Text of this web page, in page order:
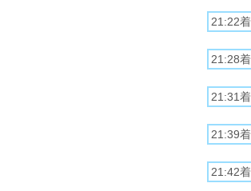
21:22着
21:28着
21:31着
21:39着
21:42着